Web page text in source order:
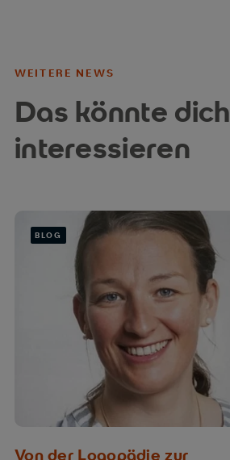
WEITERE NEWS
Das könnte dich
interessieren
BLOG
Von der Logopädie zur